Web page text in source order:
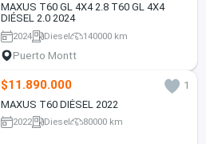
MAXUS T60 GL 4X4 2.8 T60 GL 4X4
DIÉSEL 2.0 2024
2024 Diesel 140000 km
Puerto Montt
$11.890.000
1
MAXUS T60 DIÉSEL 2022
2022 Diesel 80000 km